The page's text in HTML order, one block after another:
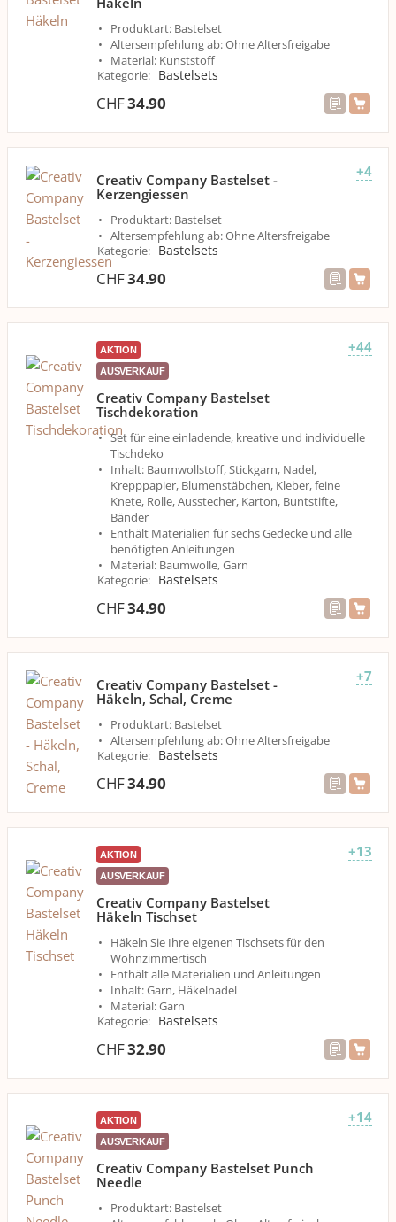
Produktart: Bastelset
Altersempfehlung ab: Ohne Altersfreigabe
Material: Kunststoff
Kategorie: Bastelsets
CHF34.90
+4
Creativ Company Bastelset -
Kerzengiessen
Produktart: Bastelset
Altersempfehlung ab: Ohne Altersfreigabe
Kategorie: Bastelsets
CHF34.90
+44
AKTION
AUSVERKAUF
Creativ Company Bastelset
Tischdekoration
Set für eine einladende, kreative und individuelle
Tischdeko
Inhalt: Baumwollstoff, Stickgarn, Nadel,
Krepppapier, Blumenstäbchen, Kleber, feine
Knete, Rolle, Ausstecher, Karton, Buntstifte,
Bänder
Enthält Materialien für sechs Gedecke und alle
benötigten Anleitungen
Material: Baumwolle, Garn
Kategorie: Bastelsets
CHF34.90
+7
Creativ Company Bastelset -
Häkeln, Schal, Creme
Produktart: Bastelset
Altersempfehlung ab: Ohne Altersfreigabe
Kategorie: Bastelsets
CHF34.90
+13
AKTION
AUSVERKAUF
Creativ Company Bastelset
Häkeln Tischset
Häkeln Sie Ihre eigenen Tischsets für den
Wohnzimmertisch
Enthält alle Materialien und Anleitungen
Inhalt: Garn, Häkelnadel
Material: Garn
Kategorie: Bastelsets
CHF32.90
+14
AKTION
AUSVERKAUF
Creativ Company Bastelset Punch
Needle
Produktart: Bastelset